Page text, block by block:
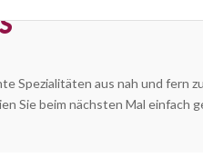
Spezialitäten aus nah und fern
Sie beim nächsten Mal einfach